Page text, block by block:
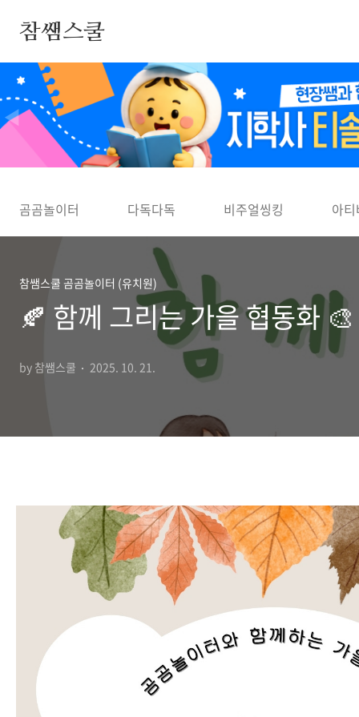
참쌤스쿨
◀
곰곰놀이터 다독다독 비주얼씽킹 아
참쌤스쿨 곰곰놀이터 (유치원)
🍂 함께 그리는 가을 협동화 🎨
by 참쌤스쿨 2025. 10. 21.